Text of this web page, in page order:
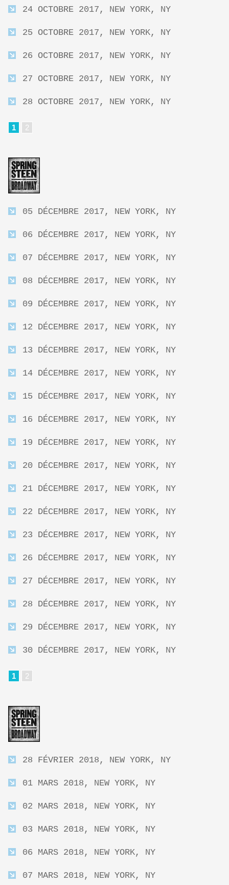
24 OCTOBRE 2017, NEW YORK, NY
25 OCTOBRE 2017, NEW YORK, NY
26 OCTOBRE 2017, NEW YORK, NY
27 OCTOBRE 2017, NEW YORK, NY
28 OCTOBRE 2017, NEW YORK, NY
1 2
05 DÉCEMBRE 2017, NEW YORK, NY
06 DÉCEMBRE 2017, NEW YORK, NY
07 DÉCEMBRE 2017, NEW YORK, NY
08 DÉCEMBRE 2017, NEW YORK, NY
09 DÉCEMBRE 2017, NEW YORK, NY
12 DÉCEMBRE 2017, NEW YORK, NY
13 DÉCEMBRE 2017, NEW YORK, NY
14 DÉCEMBRE 2017, NEW YORK, NY
15 DÉCEMBRE 2017, NEW YORK, NY
16 DÉCEMBRE 2017, NEW YORK, NY
19 DÉCEMBRE 2017, NEW YORK, NY
20 DÉCEMBRE 2017, NEW YORK, NY
21 DÉCEMBRE 2017, NEW YORK, NY
22 DÉCEMBRE 2017, NEW YORK, NY
23 DÉCEMBRE 2017, NEW YORK, NY
26 DÉCEMBRE 2017, NEW YORK, NY
27 DÉCEMBRE 2017, NEW YORK, NY
28 DÉCEMBRE 2017, NEW YORK, NY
29 DÉCEMBRE 2017, NEW YORK, NY
30 DÉCEMBRE 2017, NEW YORK, NY
1 2
28 FÉVRIER 2018, NEW YORK, NY
01 MARS 2018, NEW YORK, NY
02 MARS 2018, NEW YORK, NY
03 MARS 2018, NEW YORK, NY
06 MARS 2018, NEW YORK, NY
07 MARS 2018, NEW YORK, NY